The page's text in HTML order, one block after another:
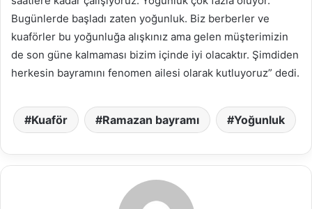
Bugünlerde başladı zaten yoğunluk. Biz berberler ve
kuaförler bu yoğunluğa alışkınız ama gelen müşterimizin
de son güne kalmaması bizim içinde iyi olacaktır. Şimdiden
herkesin bayramını fenomen ailesi olarak kutluyoruz” dedi.
Kuaför Ramazan bayramı Yoğunluk